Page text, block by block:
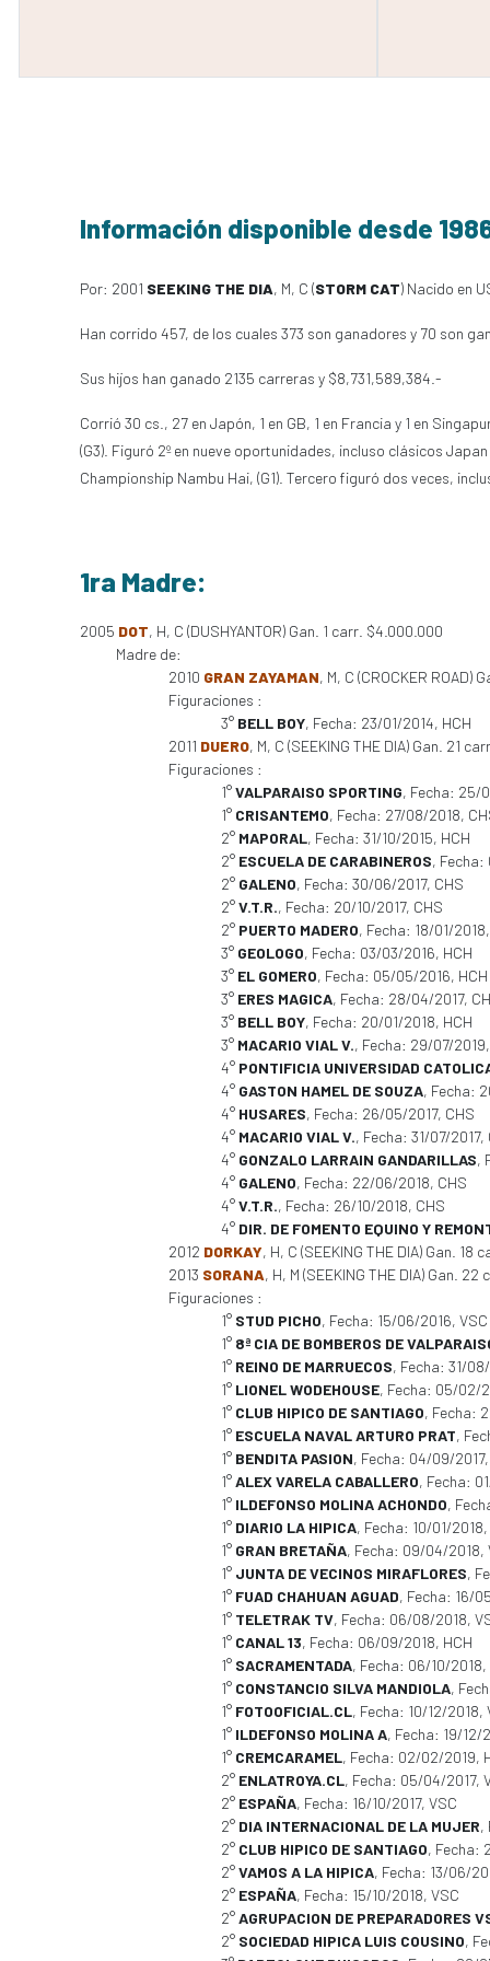
Información disponible desde
Por: 2001 SEEKING THE DIA, M, C (STORM CAT) Nacido en
Han corrido 457, de los cuales 373 son ganadores y 70 son
Sus hijos han ganado 2135 carreras y $8,731,589,384.-
Corrió 30 cs., 27 en Japón, 1 en GB, 1 en Francia y 1 en
(G3). Figuró 2º en nueve oportunidades, incluso clásicos Japan
Championship Nambu Hai, (G1). Tercero figuró dos veces,
1ra Madre:
2005 DOT, H, C (DUSHYANTOR) Gan. 1 carr. $4.000.000
Madre de:
2010 GRAN ZAYAMAN, M, C (CROCKER
Figuraciones :
3° BELL BOY, Fecha: 23/01/2014, HCH
2011 DUERO, M, C (SEEKING THE DIA) Gan. 21
Figuraciones :
1°VALPARAISO SPORTING, Fecha: 25/
1° CRISANTEMO, Fecha: 27/08/2018,
2° MAPORAL, Fecha: 31/10/2015, HCH
2° ESCUELA DE CARABINEROS, Fecha:
2° GALENO, Fecha: 30/06/2017, CHS
2°V.T.R., Fecha: 20/10/2017, CHS
2° PUERTO MADERO, Fecha: 18/01/
3° GEOLOGO, Fecha: 03/03/2016, HCH
3° EL GOMERO, Fecha: 05/05/2016, HCH
3° ERES MAGICA, Fecha: 28/04/2017,
3° BELL BOY, Fecha: 20/01/2018, HCH
3° MACARIO VIAL V., Fecha: 29/07/
4° PONTIFICIA UNIVERSIDAD
4° GASTON HAMEL DE SOUZA, Fecha:
4° HUSARES, Fecha: 26/05/2017, CHS
4° MACARIO VIAL V., Fecha: 31/07/2017,
4° GONZALO LARRAIN GANDARILLAS,
4° GALENO, Fecha: 22/06/2018, CHS
4°V.T.R., Fecha: 26/10/2018, CHS
4° DIR. DE FOMENTO EQUINO Y
2012 DORKAY, H, C (SEEKING THE DIA) Gan. 18
2013 SORANA, H, M (SEEKING THE DIA) Gan.
Figuraciones :
1° STUD PICHO, Fecha: 15/06/2016, VSC
1° 8ª CIA DE BOMBEROS DE
1° REINO DE MARRUECOS, Fecha: 31/
1° LIONEL WODEHOUSE, Fecha: 05/02/
1° CLUB HIPICO DE SANTIAGO, Fecha:
1° ESCUELA NAVAL ARTURO PRAT,
1° BENDITA PASION, Fecha: 04/09/2017,
1°ALEX VARELA CABALLERO, Fecha:
1° ILDEFONSO MOLINA ACHONDO,
1° DIARIO LA HIPICA, Fecha: 10/01/2018,
1° GRAN BRETAÑA, Fecha: 09/04/2018,
1° JUNTA DE VECINOS MIRAFLORES,
1° FUAD CHAHUAN AGUAD, Fecha: 16/
1° TELETRAK TV, Fecha: 06/08/2018,
1° CANAL 13, Fecha: 06/09/2018, HCH
1° SACRAMENTADA, Fecha: 06/10/2018,
1° CONSTANCIO SILVA MANDIOLA,
1° FOTOOFICIAL.CL, Fecha: 10/12/2018,
1° ILDEFONSO MOLINA A, Fecha: 19/12/
1° CREMCARAMEL, Fecha: 02/02/2019,
2° ENLATROYA.CL, Fecha: 05/04/2017,
2° ESPAÑA, Fecha: 16/10/2017, VSC
2° DIA INTERNACIONAL DE LA MUJER,
2° CLUB HIPICO DE SANTIAGO, Fecha:
2°VAMOS A LA HIPICA, Fecha: 13/06/
2° ESPAÑA, Fecha: 15/10/2018, VSC
2°AGRUPACION DE PREPARADORES
2° SOCIEDAD HIPICA LUIS COUSINO,